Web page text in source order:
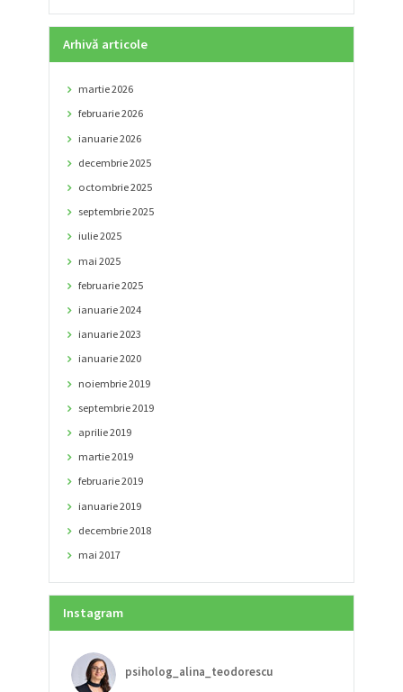
Arhivă articole
martie2026
februarie2026
ianuarie2026
decembrie2025
octombrie2025
septembrie2025
iulie2025
mai 2025
februarie2025
ianuarie2024
ianuarie2023
ianuarie2020
noiembrie2019
septembrie2019
aprilie2019
martie2019
februarie2019
ianuarie2019
decembrie2018
mai 2017
Instagram
psiholog_alina_teodorescu